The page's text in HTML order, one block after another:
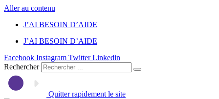
Aller au contenu
J’AI BESOIN D’AIDE
J’AI BESOIN D’AIDE
Facebook Instagram Twitter Linkedin
Rechercher
Quitter rapidement le site